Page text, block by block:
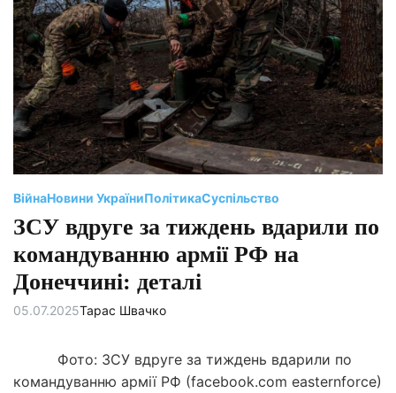
є
н
т
о
в
н
и
й
ч
а
с
ч
и
т
ВійнаНовини УкраїниПолітикаСуспільство
ЗСУ вдруге за тиждень вдарили по
командуванню армії РФ на
Донеччині: деталі
05.07.2025Тарас Швачко
Фото: ЗСУ вдруге за тиждень вдарили по
командуванню армії РФ (facebook.com easternforce)